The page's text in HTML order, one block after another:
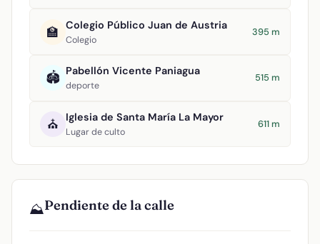
🏫 Colegio Público Juan de Austria
Colegio
395 m
🏟️ Pabellón Vicente Paniagua
deporte
515 m
⛪ Iglesia de Santa María La Mayor
Lugar de culto
611 m
⛰️Pendiente de la calle